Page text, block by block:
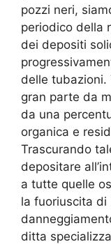
pozzi neri,
periodico della
dei depositi
delle tubazioni.
gran parte da
da una
organica e
Trascurando
depositare
a tutte quelle
la fuoriuscita di
ditta